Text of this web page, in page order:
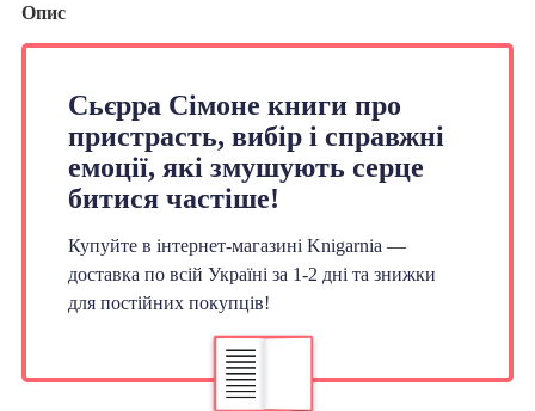
Опис
Сьєрра Сімоне книги про
пристрасть, вибір і справжні
емоції, які змушують серце
битися частіше!
Купуйте в інтернет-магазині Knigarnia —
доставка по всій Україні за 1-2 дні та знижки
для постійних покупців!